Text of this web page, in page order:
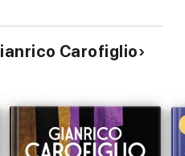
della vita e sulla ricerca della
Carofiglio